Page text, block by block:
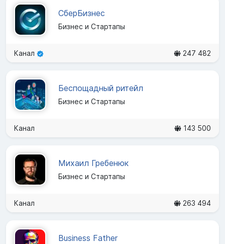
СберБизнес
Бизнес и Стартапы
Канал 247 482
Беспощадный ритейл
Бизнес и Стартапы
Канал 143 500
Михаил Гребенюк
Бизнес и Стартапы
Канал 263 494
Business Father